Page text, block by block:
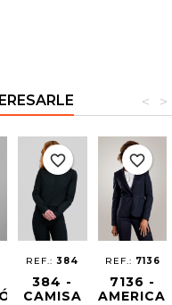
>
<
REF.: 384
384 -
CAMISA
favorite_border
REF.: 7136
7136 -
favorite_border